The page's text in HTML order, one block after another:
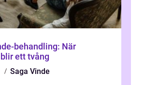
behandling: När
ett tvång
Saga Vinde